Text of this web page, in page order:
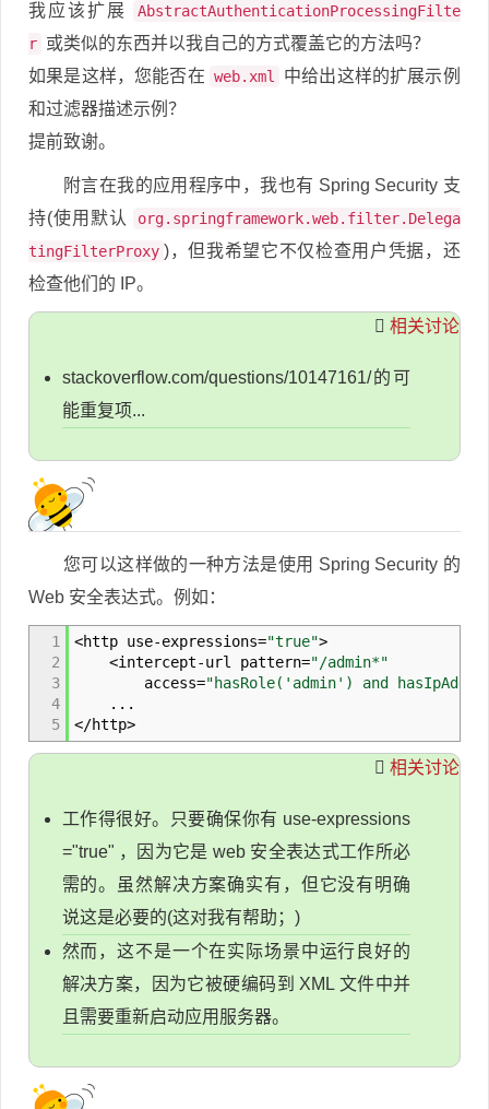
我应该扩展
AbstractAuthenticationProcessingFilte
r 或类似的东西并以我自己的方式覆盖它的方法吗？
如果是这样，您能否在 web.xml
中给出这样的扩展示例
和过滤器描述示例？
提前致谢。
附言在我的应用程序中，我也有 Spring Security 支
持(使用默认
org.springframework.web.filter.Delega
tingFilterProxy )，但我希望它不仅检查用户凭据，还
检查他们的 IP。
相关讨论
stackoverflow.com/questions/10147161/的可
能重复项...
您可以这样做的一种方法是使用 Spring Security 的
Web 安全表达式。例如：
1
2
3
4
5
<http use-expressions="true">
<intercept-url pattern="/admin*"
access="hasRole('admin') and
...
</http>
相关讨论
工作得很好。只要确保你有 use-expressions
="true" ，因为它是 web 安全表达式工作所必
需的。虽然解决方案确实有，但它没有明确
说这是必要的(这对我有帮助；)
然而，这不是一个在实际场景中运行良好的
解决方案，因为它被硬编码到 XML 文件中并
且需要重新启动应用服务器。